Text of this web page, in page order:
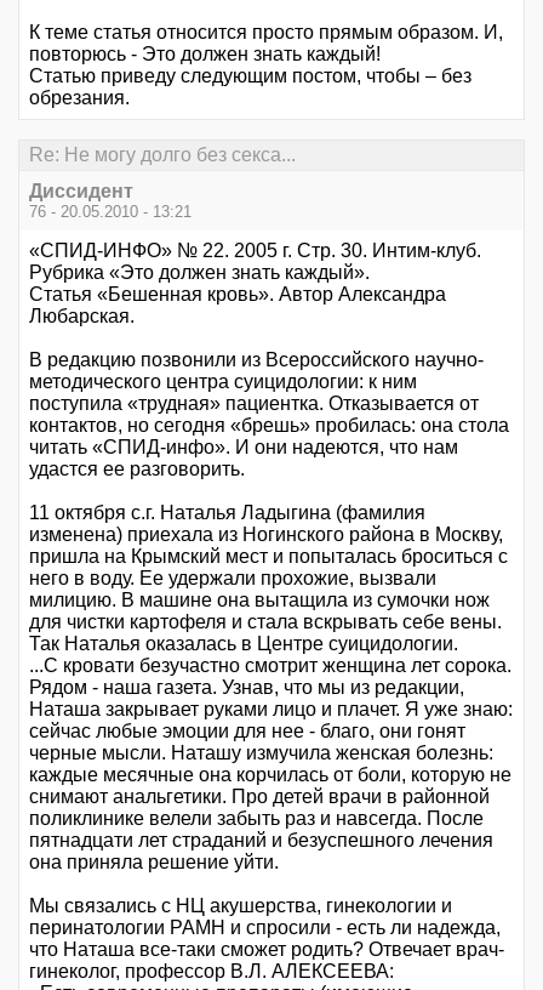
К теме статья относится просто прямым образом. И,
повторюсь - Это должен знать каждый!
Статью приведу следующим постом, чтобы – без
обрезания.
Re: Не могу долго без секса...
Диссидент
76 - 20.05.2010 - 13:21
«СПИД-ИНФО» № 22. 2005 г. Стр. 30. Интим-клуб.
Рубрика «Это должен знать каждый».
Статья «Бешенная кровь». Автор Александра
Любарская.
В редакцию позвонили из Всероссийского научно-
методического центра суицидологии: к ним
поступила «трудная» пациентка. Отказывается от
контактов, но сегодня «брешь» пробилась: она стола
читать «СПИД-инфо». И они надеются, что нам
удастся ее разговорить.
11 октября с.г. Наталья Ладыгина (фамилия
изменена) приехала из Ногинского района в Москву,
пришла на Крымский мест и попыталась броситься с
него в воду. Ее удержали прохожие, вызвали
милицию. В машине она вытащила из сумочки нож
для чистки картофеля и стала вскрывать себе вены.
Так Наталья оказалась в Центре суицидологии.
...С кровати безучастно смотрит женщина лет сорока.
Рядом - наша газета. Узнав, что мы из редакции,
Наташа закрывает руками лицо и плачет. Я уже знаю:
сейчас любые эмоции для нее - благо, они гонят
черные мысли. Наташу измучила женская болезнь:
каждые месячные она корчилась от боли, которую не
снимают анальгетики. Про детей врачи в районной
поликлинике велели забыть раз и навсегда. После
пятнадцати лет страданий и безуспешного лечения
она приняла решение уйти.
Мы связались с НЦ акушерства, гинекологии и
перинатологии РАМН и спросили - есть ли надежда,
что Наташа все-таки сможет родить? Отвечает врач-
гинеколог, профессор В.Л. АЛЕКСЕЕВА: